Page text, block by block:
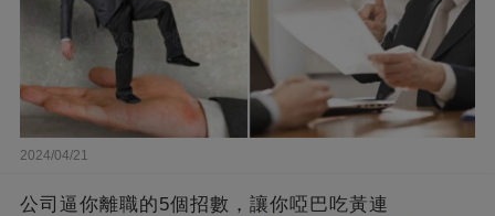
2024/04/21
公司逼你離職的5個招數，讓你啞巴吃黃連